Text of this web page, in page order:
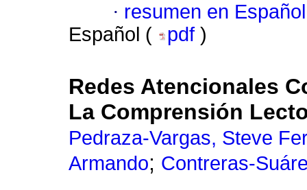
· resumen en Español
Español (
pdf )
Redes Atencionales
La Comprensión
Pedraza-Vargas, Steve
Armando; Contreras-